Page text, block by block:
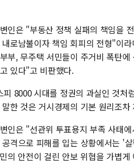
인은 "부동산 정책 실패의 책임을
로남불이자 책임 회피의 전형"이
부, 무주택 서민들이 주거비 폭탄
있다"고 비판했다.
피 8000 시대를 정권의 과실인 것
한 것은 거시경제의 기본 원리조
인은 "선관위 투표용지 부족 사태
격으로 피해를 입는 상황에서는 '
의 안전이 걸린 안보 위협을 가볍